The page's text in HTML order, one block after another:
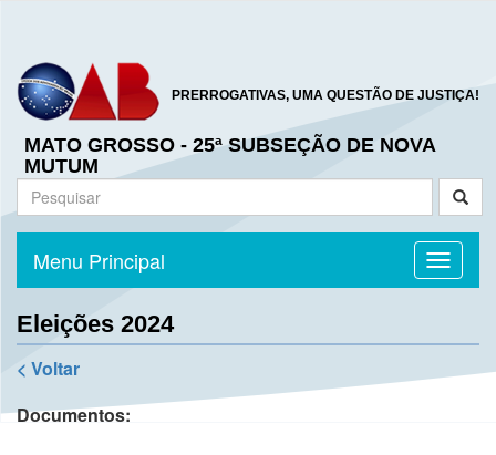
PRERROGATIVAS, UMA QUESTÃO DE JUSTIÇA!
MATO GROSSO - 25ª SUBSEÇÃO DE NOVA
MUTUM
Toggle
Menu Principal
Eleições 2024
< Voltar
Documentos: